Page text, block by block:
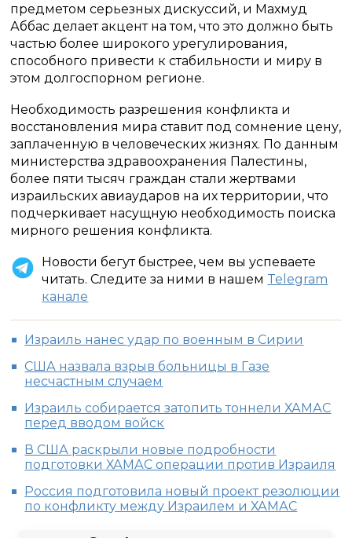
предметом серьезных дискуссий, и Махмуд
Аббас делает акцент на том, что это должно быть
частью более широкого урегулирования,
способного привести к стабильности и миру в
этом долгоспорном регионе.
Необходимость разрешения конфликта и
восстановления мира ставит под сомнение цену,
заплаченную в человеческих жизнях. По данным
министерства здравоохранения Палестины,
более пяти тысяч граждан стали жертвами
израильских авиаударов на их территории, что
подчеркивает насущную необходимость поиска
мирного решения конфликта.
Новости бегут быстрее, чем вы успеваете
читать. Следите за ними в нашем Telegram
канале
Израиль нанес удар по военным в Сирии
США назвала взрыв больницы в Газе
несчастным случаем
Израиль собирается затопить тоннели ХАМАС
перед вводом войск
В США раскрыли новые подробности
подготовки ХАМАС операции против Израиля
Россия подготовила новый проект резолюции
по конфликту между Израилем и ХАМАС